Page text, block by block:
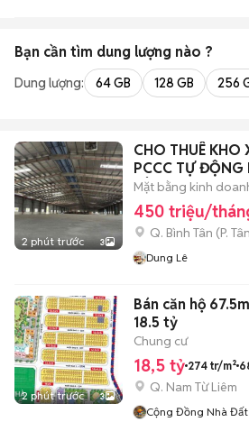
Bạn cần tìm dung lượng nào ?
Dung lượng: 64 GB 128 GB 256
2 phút trước 3
CHO THUÊ
PCCC TỰ ĐỘNG
TÂN
Mặt bằng kinh
450 triệu/
Q. Bình Tân (P.
Dung Lê
2 phút trước 3
Bán căn hộ
18.5 tỷ
Chung cư
18,5 tỷ 274 tr/m²
Q. Nam Từ Liêm
Cộng Đồng Nhà Đất